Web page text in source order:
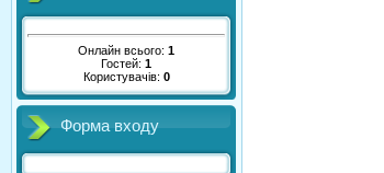
Онлайн всього: 1
Гостей: 1
Користувачів: 0
Форма входу